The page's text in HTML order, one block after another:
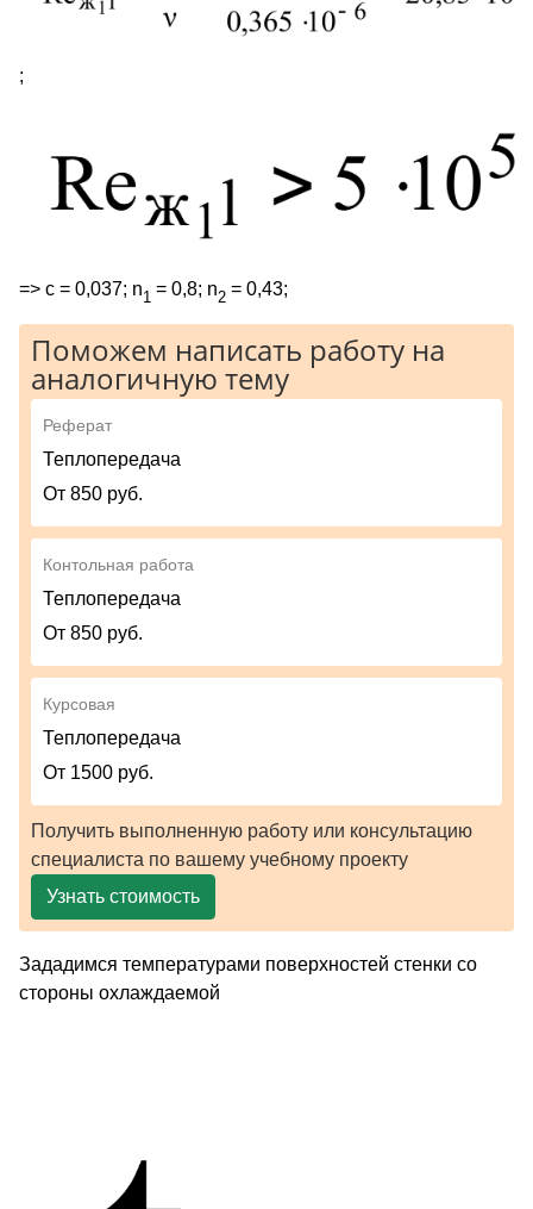
;
=> с = 0,037; n1 = 0,8; n2 = 0,43;
Поможем написать работу на
аналогичную тему
Реферат
Теплопередача
От 850 руб.
Контольная работа
Теплопередача
От 850 руб.
Курсовая
Теплопередача
От 1500 руб.
Получить выполненную работу или консультацию
специалиста по вашему учебному проекту
Узнать стоимость
Зададимся температурами поверхностей стенки со
стороны охлаждаемой